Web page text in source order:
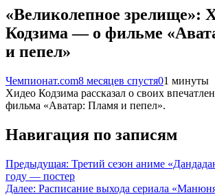
«Великолепное зрелище»:
Кодзима — о фильме
и пепел»
Чемпионат.com8 месяцев спустя01 минуты
Хидео Кодзима рассказал о своих
фильма «Аватар: Пламя и пепел».
Навигация по записям
Предыдущая: Третий сезон аниме
году — постер
Далее: Расписание выхода сериала